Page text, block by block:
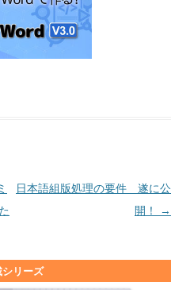
日本語組版処理の要件 遂に公
開！
→
リーズ